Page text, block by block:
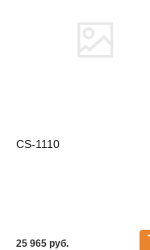
CS-1110
25 965 pуб.